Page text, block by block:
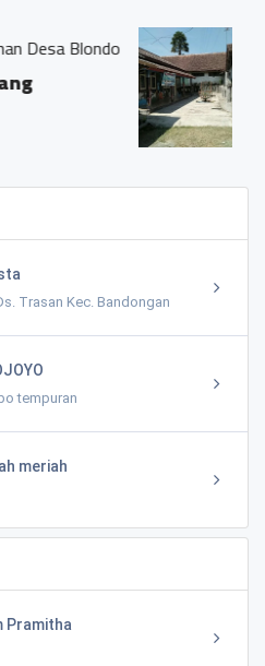
POS PAUD KASIH IBU
Dusun Cekelan
0.01 KM
Trasan Kec. Bandongan
tempuran
meriah
Pramitha